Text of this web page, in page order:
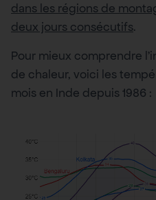
dans les régions de
deux jours consécutifs.
Pour mieux comprendre
de chaleur, voici les
mois en Inde depuis 1986 :